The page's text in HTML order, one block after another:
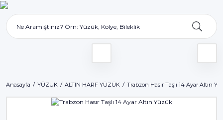
Anasayfa YÜZÜK ALTIN HARF YÜZÜK Trabzon Hasır Taşlı 14 Ayar Altın